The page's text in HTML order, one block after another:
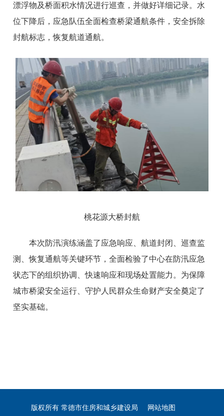
漂浮物及桥面积水情况进行巡查，并做好详细记录。水
位下降后，应急队伍全面检查桥梁通航条件，安全拆除
封航标志，恢复航道通航。
桃花源大桥封航
本次防汛演练涵盖了应急响应、航道封闭、巡查监
测、恢复通航等关键环节，全面检验了中心在防汛应急
状态下的组织协调、快速响应和现场处置能力。为保障
城市桥梁安全运行、守护人民群众生命财产安全奠定了
坚实基础。
版权所有 常德市住房和城乡建设局 网站地图